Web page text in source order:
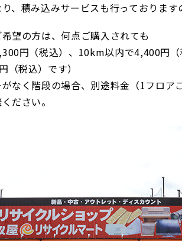
、積み込みサービスも行っております
望の方は、何点ご購入されても
円（税込）、10km以内で4,400円
（税込）です）
なく階段の場合、別途料金（1フロア
ださい。